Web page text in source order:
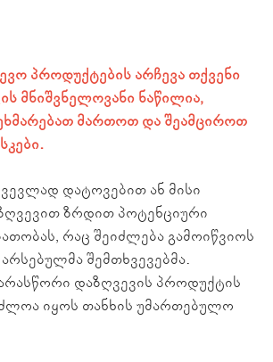
პროდუქტების არჩევა თქვენი
მნიშვნელოვანი ნაწილია,
მართოთ და შეამციროთ
დატოვებით ან მისი
ზრდით პოტენციური
რაც შეიძლება გამოიწვიოს
შემთხვევებმა.
დაზღვევის პროდუქტის
იყოს თანხის უმართებულო